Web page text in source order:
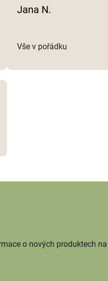
Jana N.
Vše v pořádku
o nových produktech